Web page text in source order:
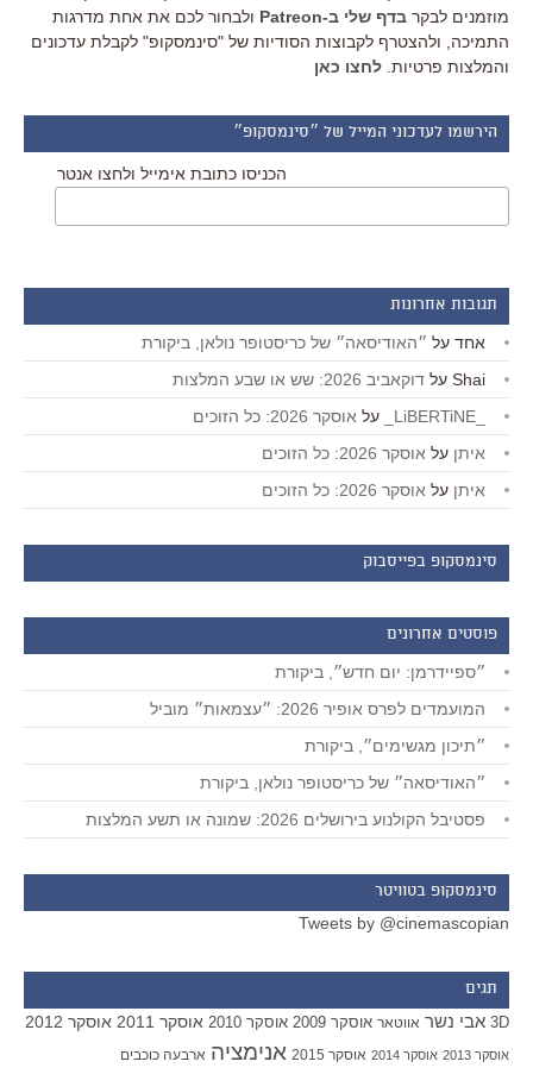
מוזמנים לבקר בדף שלי ב-Patreon
ולבחור לכם את אחת מדרגות
התמיכה, ולהצטרף לקבוצות הסודיות של "סינמסקופ" לקבלת עדכונים
והמלצות פרטיות. לחצו כאן
הירשמו לעדכוני המייל של ״סינמסקופ״
הכניסו כתובת אימייל ולחצו אנטר
תגובות אחרונות
אחד על ״האודיסאה״ של כריסטופר נולאן, ביקורת
Shai על דוקאביב 2026: שש או שבע המלצות
על אוסקר 2026: כל הזוכים
איתן על אוסקר 2026: כל הזוכים
איתן על אוסקר 2026: כל הזוכים
סינמסקופ בפייסבוק
פוסטים אחרונים
״ספיידרמן: יום חדש״, ביקורת
המועמדים לפרס אופיר 2026: ״עצמאות״ מוביל
״תיכון מגשימים״, ביקורת
״האודיסאה״ של כריסטופר נולאן, ביקורת
פסטיבל הקולנוע בירושלים 2026: שמונה או תשע המלצות
סינמסקופ בטוויטר
Tweets by @cinemascopian
תגים
3D אבי נשר אווטאר אוסקר 2009 אוסקר 2010 אוסקר 2011 אוסקר 2012
אוסקר 2013 אוסקר 2014 אוסקר 2015 אנימציה ארבעה כוכבים